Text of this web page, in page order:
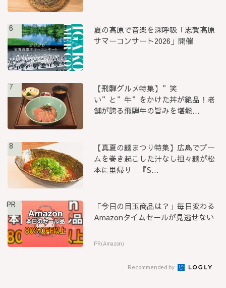
6
夏の高原で音楽を深呼吸「志賀高原
サマーコンサート2026」開催
7
【飛騨グルメ特集】”笑
い”と”牛”をかけた丼が絶品！老
舗が誇る飛騨牛の旨みを堪能...
8
【真夏の麺まつり特集】広島でブー
ムを巻き起こした汁なし担々麺が松
本に里帰り 『S...
PR
「今日の目玉商品は？」毎日変わる
Amazonタイムセールが見逃せない
PR(Amazon)
Recommended by